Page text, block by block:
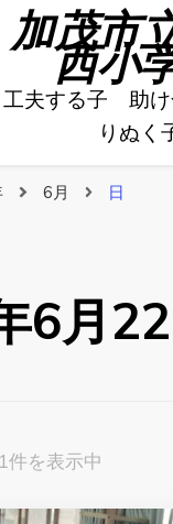
加茂市
西小
工夫する子 助
りぬく
6月 日
6月
件を表示中